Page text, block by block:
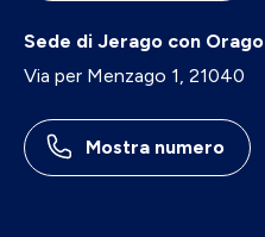
Sede di Jerago con Orago
Via per Menzago 1, 21040
Mostra numero